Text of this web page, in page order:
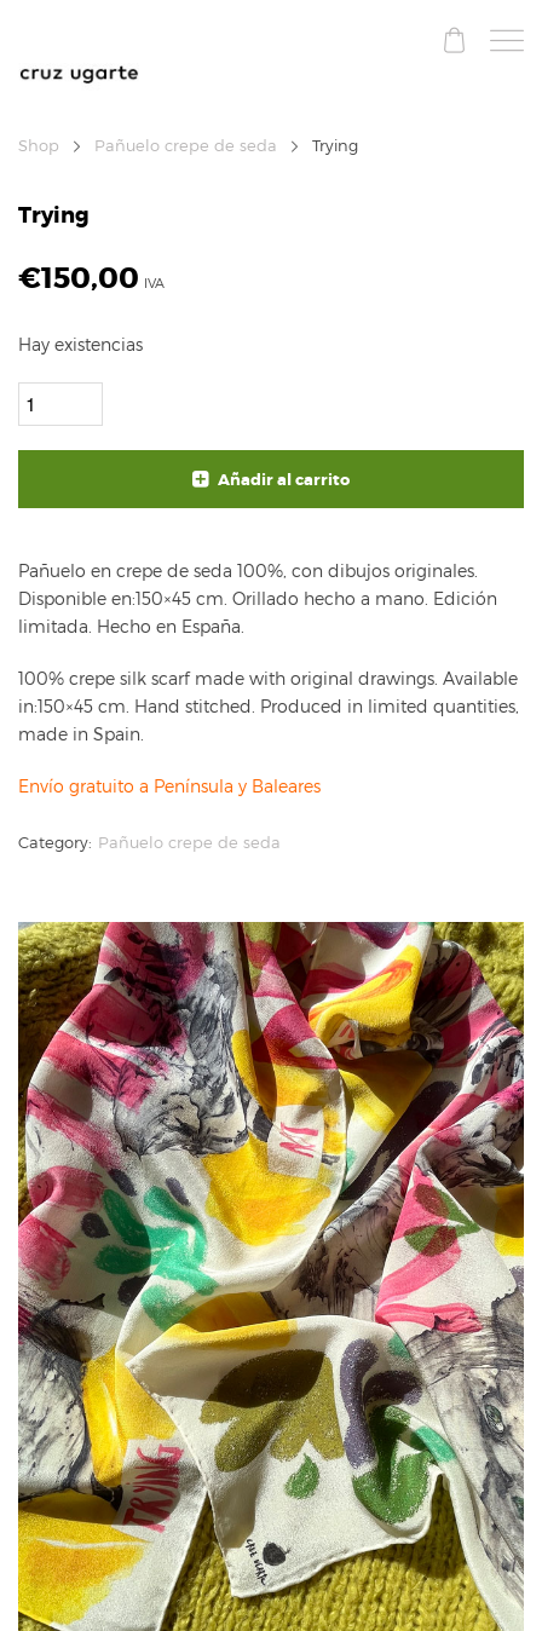
Shop Pañuelo crepe de seda Trying
Trying
€150,00 IVA
Hay existencias
Añadir al carrito
Pañuelo en crepe de seda 100%, con dibujos originales.
Disponible en:150×45 cm. Orillado hecho a mano. Edición
limitada. Hecho en España.
100% crepe silk scarf made with original drawings. Available
in:150×45 cm. Hand stitched. Produced in limited quantities,
made in Spain.
Envío gratuito a Península y Baleares
Category: Pañuelo crepe de seda